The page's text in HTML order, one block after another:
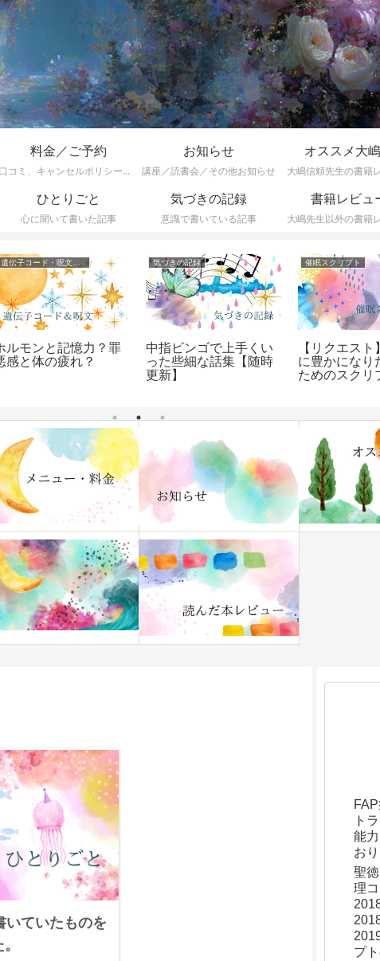
料金／ご予約
口コミ、キャンセルポリシーなど
お知らせ
講座／読書会／その他お知らせ
オススメ大
大嶋信頼先生の書籍
ひとりごと
心に聞いて書いた記事
気づきの記録
意識で書いている記事
書籍レビュ
大嶋先生以外の書籍
遺伝子コード・呪文一覧
ルモンと記憶力？罪
感と体の疲れ？
気づきの記録
中指ビンゴで上手くい
った些細な話集【随時
更新】
催眠スクリプト
【リクエスト
に豊かになり
ためのスクリ
いていたものを
ト
能
おり
聖
理
プ